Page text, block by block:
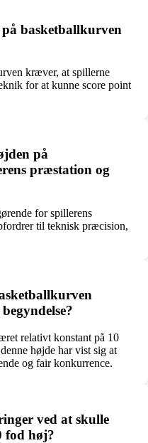
basketballkurven
kræver, at spillerne
for at kunne score point
på
præstation og
for spillerens
til teknisk præcision,
relativt konstant på 10
højde har vist sig at
og fair konkurrence.
ved at skulle
fod høj?